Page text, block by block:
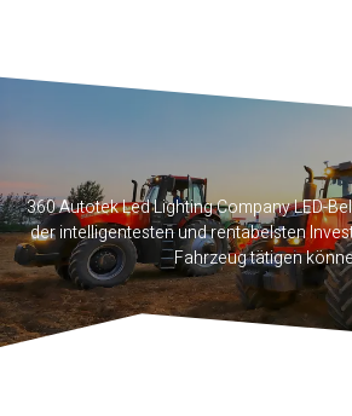
360 Autotek Led Lighting Company LED-
der intelligentesten und rentabelsten
Fahrzeug tätigen